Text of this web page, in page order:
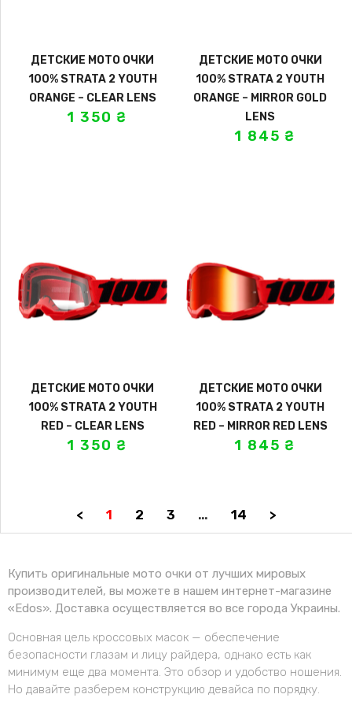
ДЕТСКИЕ МОТО ОЧКИ
100% STRATA 2 YOUTH
ORANGE – CLEAR LENS
1 350₴
ДЕТСКИЕ МОТО ОЧКИ
100% STRATA 2 YOUTH
ORANGE – MIRROR GOLD
LENS
1 845₴
ДЕТСКИЕ МОТО ОЧКИ
100% STRATA 2 YOUTH
RED – CLEAR LENS
1 350₴
ДЕТСКИЕ МОТО ОЧКИ
100% STRATA 2 YOUTH
RED – MIRROR RED LENS
1 845₴
< 1 2 3 … 14 >
Купить оригинальные мото очки от лучших мировых
производителей, вы можете в нашем интернет-магазине
«Edos». Доставка осуществляется во все города Украины.
Основная цель кроссовых масок — обеспечение
безопасности глазам и лицу райдера, однако есть как
минимум еще два момента. Это обзор и удобство ношения.
Но давайте разберем конструкцию девайса по порядку.